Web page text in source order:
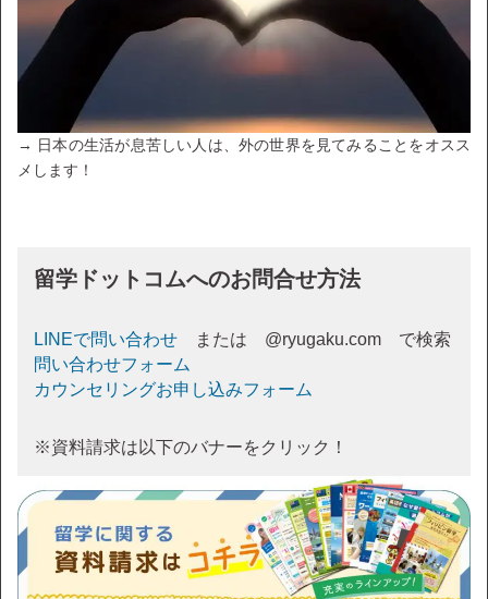
→ 日本の生活が息苦しい人は、外の世界を見てみることをオスス
メします！
留学ドットコムへのお問合せ方法
LINEで問い合わせ または @ryugaku.com で検索
問い合わせフォーム
カウンセリングお申し込みフォーム
※資料請求は以下のバナーをクリック！